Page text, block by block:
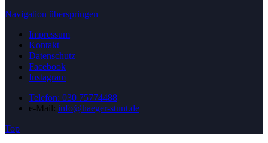
Navigation überspringen
Impressum
Kontakt
Datenschutz
Facebook
Instagram
Telefon: 030 75774488
e-Mail: info@haeger-stunt.de
Top